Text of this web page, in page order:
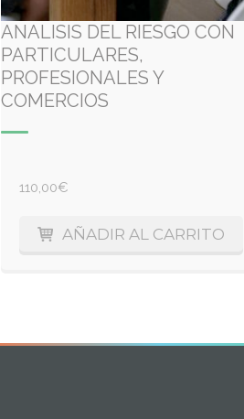
ANALISIS DEL RIESGO CON
PARTICULARES,
PROFESIONALES Y
COMERCIOS
110,00€
AÑADIR AL CARRITO